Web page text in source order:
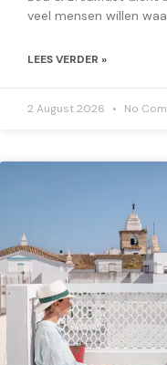
veel mensen willen
LEES VERDER »
2 August 2026 No